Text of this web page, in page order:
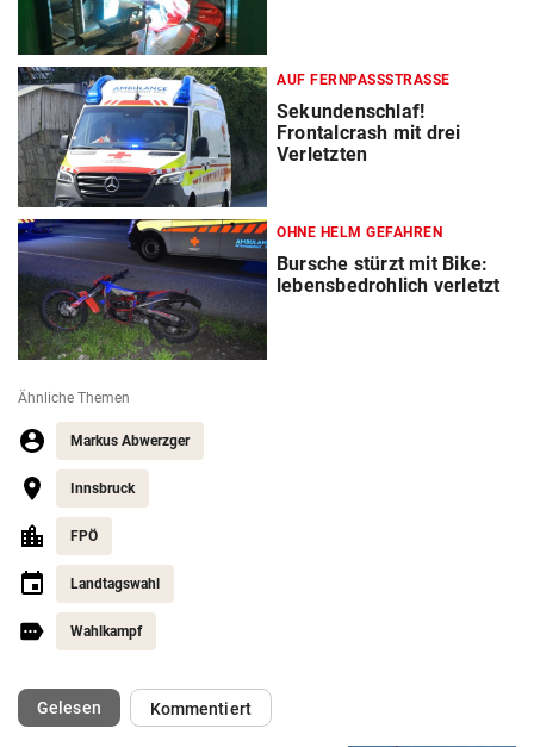
AUF FERNPASSSTRASSE
Sekundenschlaf!
Frontalcrash mit drei
Verletzten
OHNE HELM GEFAHREN
Bursche stürzt mit Bike:
lebensbedrohlich verletzt
Ähnliche Themen
Markus Abwerzger
Innsbruck
FPÖ
Landtagswahl
Wahlkampf
Gelesen(ausgewählt)Kommentiert